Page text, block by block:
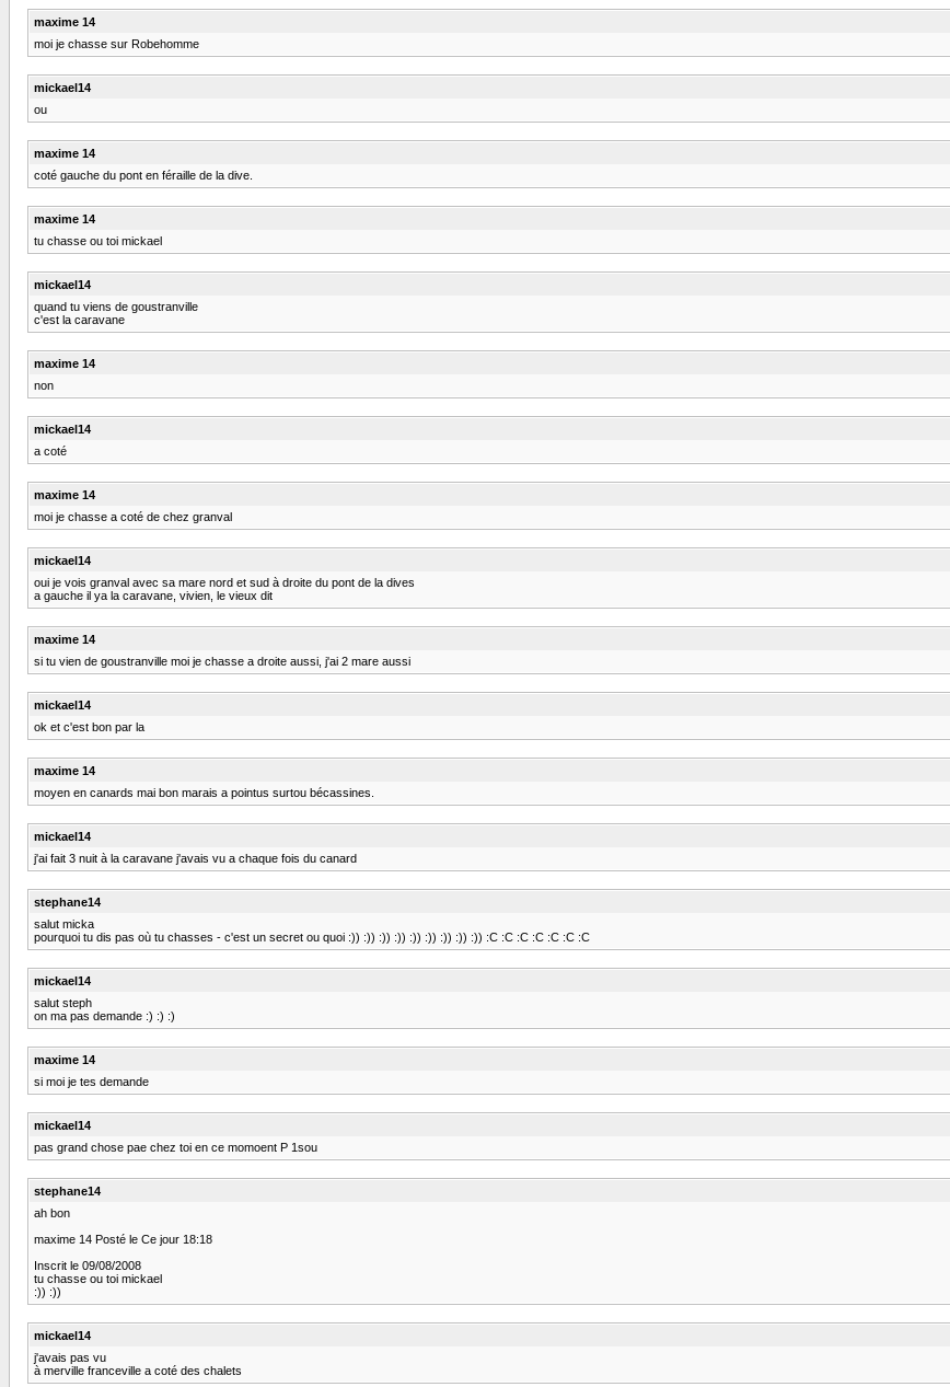
maxime 14
moi je chasse sur Robehomme
mickael14
ou
maxime 14
coté gauche du pont en féraille de la dive.
maxime 14
tu chasse ou toi mickael
mickael14
quand tu viens de goustranville
c'est la caravane
maxime 14
non
mickael14
a coté
maxime 14
moi je chasse a coté de chez granval
mickael14
oui je vois granval avec sa mare nord et sud à droite du pont de la dives
a gauche il ya la caravane, vivien, le vieux dit
maxime 14
si tu vien de goustranville moi je chasse a droite aussi, j'ai 2 mare aussi
mickael14
ok et c'est bon par la
maxime 14
moyen en canards mai bon marais a pointus surtou bécassines.
mickael14
j'ai fait 3 nuit à la caravane j'avais vu a chaque fois du canard
stephane14
salut micka
pourquoi tu dis pas où tu chasses - c'est un secret ou quoi :)) :)) :)) :)) :)) :)) :)) :)) :)) :C :C :C :C :C :C :C
mickael14
salut steph
on ma pas demande :) :) :)
maxime 14
si moi je tes demande
mickael14
pas grand chose pae chez toi en ce momoent P 1sou
stephane14
ah bon
maxime 14 Posté le Ce jour 18:18
Inscrit le 09/08/2008
tu chasse ou toi mickael
:)) :))
mickael14
j'avais pas vu
à merville franceville a coté des chalets